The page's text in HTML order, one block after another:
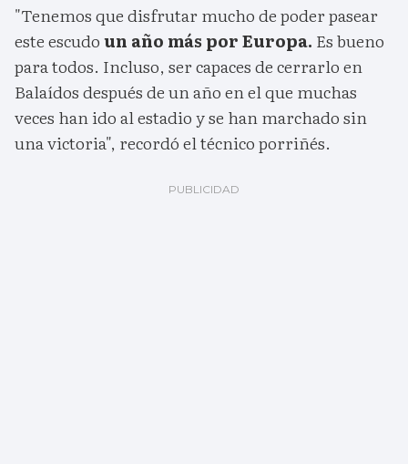
"Tenemos que disfrutar mucho de poder pasear
este escudoun año más por Europa. Es bueno
para todos. Incluso, ser capaces de cerrarlo en
Balaídos después de un año en el que muchas
veces han ido al estadio y se han marchado sin
una victoria", recordó el técnico porriñés.